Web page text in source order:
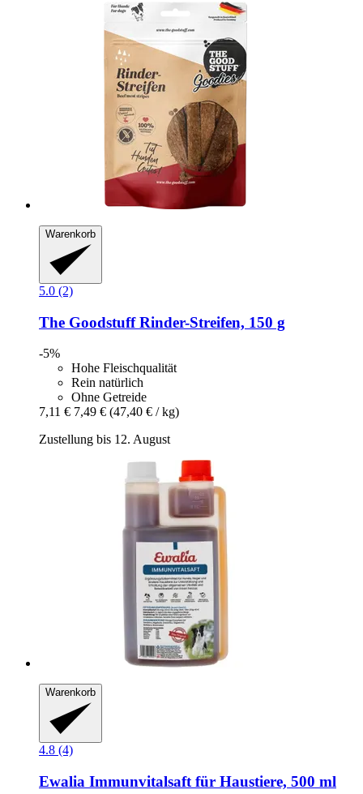
Warenkorb
5.0 (2)
The GoodstuffRinder-​Streifen, 150 g
-5%
Hohe Fleischqualität
Rein natürlich
Ohne Getreide
7,11 € 7,49 € (47,40 € / kg)
Zustellung bis 12. August
Warenkorb
4.8 (4)
Ewalia Immunvitalsaft für Haustiere, 500 ml